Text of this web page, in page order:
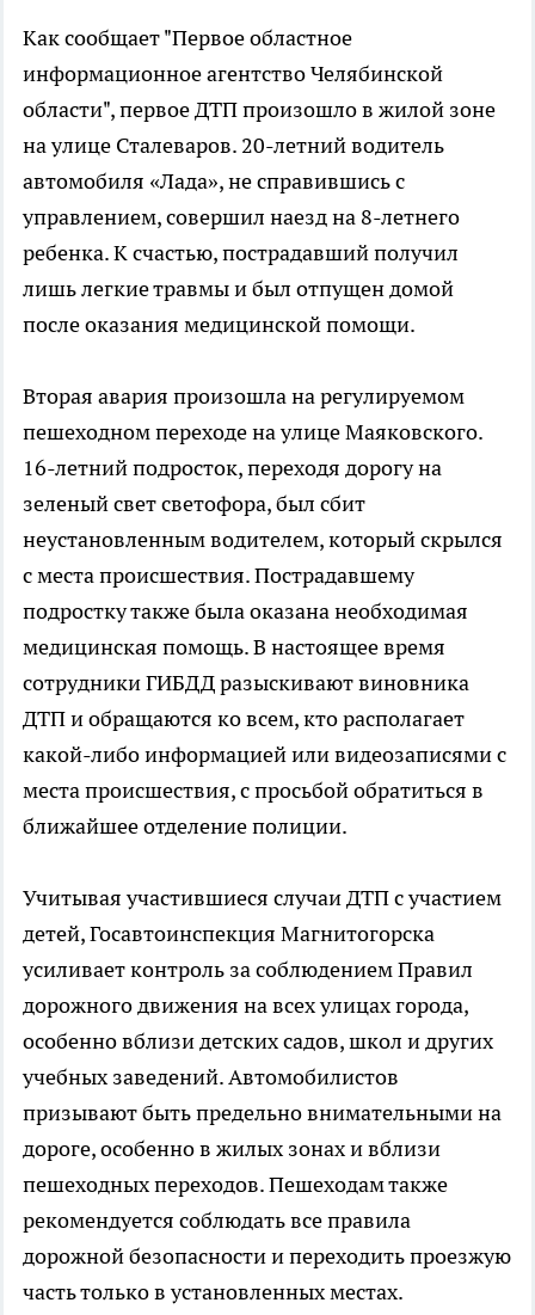
Как сообщает "Первое областное
информационное агентство Челябинской
области", первое ДТП произошло в жилой зоне
на улице Сталеваров. 20-летний водитель
автомобиля «Лада», не справившись с
управлением, совершил наезд на 8-летнего
ребенка. К счастью, пострадавший получил
лишь легкие травмы и был отпущен домой
после оказания медицинской помощи.
Вторая авария произошла на регулируемом
пешеходном переходе на улице Маяковского.
16-летний подросток, переходя дорогу на
зеленый свет светофора, был сбит
неустановленным водителем, который скрылся
с места происшествия. Пострадавшему
подростку также была оказана необходимая
медицинская помощь. В настоящее время
сотрудники ГИБДД разыскивают виновника
ДТП и обращаются ко всем, кто располагает
какой-либо информацией или видеозаписями с
места происшествия, с просьбой обратиться в
ближайшее отделение полиции.
Учитывая участившиеся случаи ДТП с участием
детей, Госавтоинспекция Магнитогорска
усиливает контроль за соблюдением Правил
дорожного движения на всех улицах города,
особенно вблизи детских садов, школ и других
учебных заведений. Автомобилистов
призывают быть предельно внимательными на
дороге, особенно в жилых зонах и вблизи
пешеходных переходов. Пешеходам также
рекомендуется соблюдать все правила
дорожной безопасности и переходить проезжую
часть только в установленных местах.